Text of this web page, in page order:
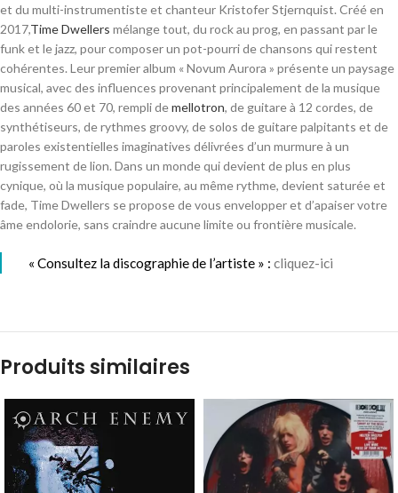
et du multi-instrumentiste et chanteur Kristofer Stjernquist. Créé en
2017,Time Dwellers mélange tout, du rock au prog, en passant par le
funk et le jazz, pour composer un pot-pourri de chansons qui restent
cohérentes. Leur premier album « Novum Aurora » présente un paysage
musical, avec des influences provenant principalement de la musique
des années 60 et 70, rempli demellotron, de guitare à 12 cordes, de
synthétiseurs, de rythmes groovy, de solos de guitare palpitants et de
paroles existentielles imaginatives délivrées d’un murmure à un
rugissement de lion. Dans un monde qui devient de plus en plus
cynique, où la musique populaire, au même rythme, devient saturée et
fade, Time Dwellers se propose de vous envelopper et d’apaiser votre
âme endolorie, sans craindre aucune limite ou frontière musicale.
« Consultez la discographie de l’artiste » : cliquez-ici
Produits similaires